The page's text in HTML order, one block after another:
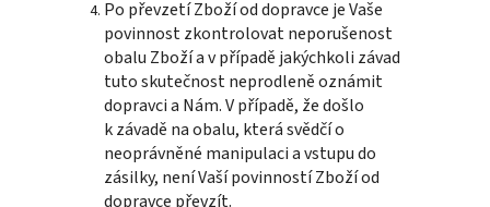
Po převzetí Zboží od dopravce je Vaše
povinnost zkontrolovat neporušenost
obalu Zboží a v případě jakýchkoli závad
tuto skutečnost neprodleně oznámit
dopravci a Nám. V případě, že došlo
k závadě na obalu, která svědčí o
neoprávněné manipulaci a vstupu do
zásilky, není Vaší povinností Zboží od
dopravce převzít.